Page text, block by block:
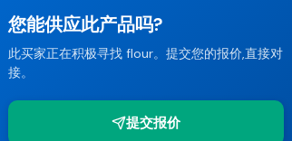
。
您能供应此产品吗?
此买家正在积极寻找 flour。提交您的报价,直接对
接。
提交报价